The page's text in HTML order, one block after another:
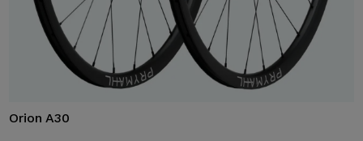
Orion A30